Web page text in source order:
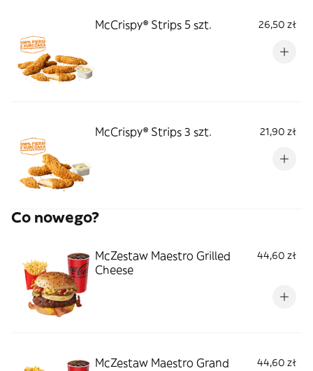
McCrispy® Strips 5 szt. 26,50 zł
McCrispy® Strips 3 szt. 21,90 zł
Co nowego?
McZestaw Maestro Grilled
Cheese
44,60 zł
McZestaw Maestro Grand
44,60 zł